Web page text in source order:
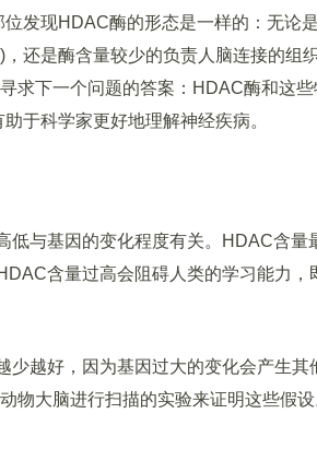
发现HDAC酶的形态是一样的：无论
还是酶含量较少的负责人脑连接的组
求下一个问题的答案：HDAC酶和这
于科学家更好地理解神经疾病。
与基因的变化程度有关。HDAC含量
含量过高会阻碍人类的学习能力，
越好，因为基因过大的变化会产生其
物大脑进行扫描的实验来证明这些假设